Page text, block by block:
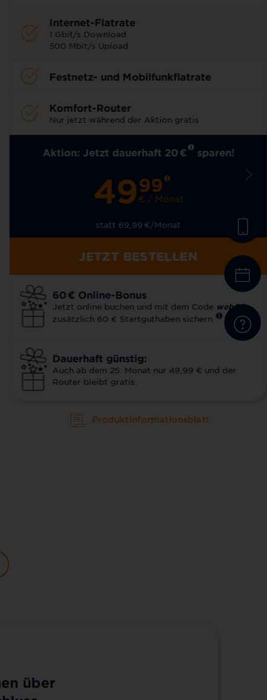
Internet-Flatrate
1 Gbit/s Download
500 Mbit/s Upload
Festnetz- und Mobilfunkflatrate
Komfort-Router
Nur jetzt während der Aktion gratis
Aktion: Jetzt dauerhaft 20 € sparen!
4999
€ / Monat
statt 69,99 €/Monat
JETZT BESTELLEN
60 € Online-Bonus
Jetzt online buchen und mit dem Code web60
zusätzlich 60 € Startguthaben sichern.
Dauerhaft günstig:
Auch ab dem 25. Monat nur 49,99 € und der
Router bleibt gratis.
Produktinformationsblatt
über